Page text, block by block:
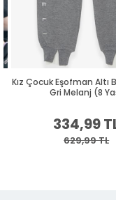
Kız Çocuk Eşofman Altı
Gri Melanj (8 Yaş)
334,99 TL
629,99 TL